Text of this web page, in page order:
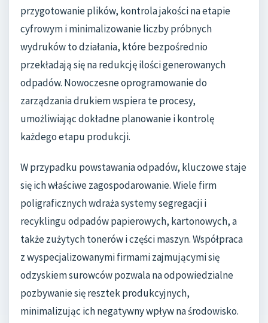
przygotowanie plików, kontrola jakości na etapie
cyfrowym i minimalizowanie liczby próbnych
wydruków to działania, które bezpośrednio
przekładają się na redukcję ilości generowanych
odpadów. Nowoczesne oprogramowanie do
zarządzania drukiem wspiera te procesy,
umożliwiając dokładne planowanie i kontrolę
każdego etapu produkcji.
W przypadku powstawania odpadów, kluczowe staje
się ich właściwe zagospodarowanie. Wiele firm
poligraficznych wdraża systemy segregacji i
recyklingu odpadów papierowych, kartonowych, a
także zużytych tonerów i części maszyn. Współpraca
z wyspecjalizowanymi firmami zajmującymi się
odzyskiem surowców pozwala na odpowiedzialne
pozbywanie się resztek produkcyjnych,
minimalizując ich negatywny wpływ na środowisko.